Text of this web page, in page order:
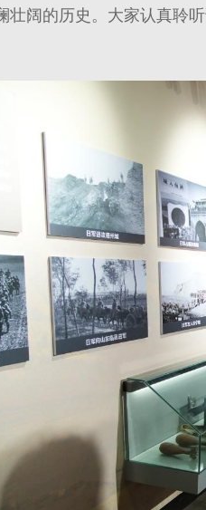
壮阔的历史。大家认真聆